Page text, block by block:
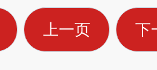
上一页 下